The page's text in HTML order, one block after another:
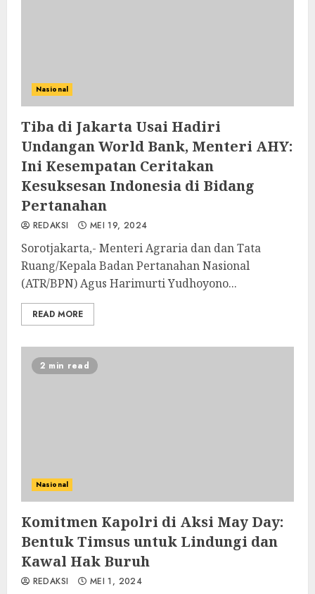
Nasional
Tiba di Jakarta Usai Hadiri
Undangan World Bank, Menteri AHY:
Ini Kesempatan Ceritakan
Kesuksesan Indonesia di Bidang
Pertanahan
REDAKSI MEI 19, 2024
Sorotjakarta,- Menteri Agraria dan dan Tata
Ruang/Kepala Badan Pertanahan Nasional
(ATR/BPN) Agus Harimurti Yudhoyono...
READ MORE
2 min read
Nasional
Komitmen Kapolri di Aksi May Day:
Bentuk Timsus untuk Lindungi dan
Kawal Hak Buruh
REDAKSI MEI 1, 2024